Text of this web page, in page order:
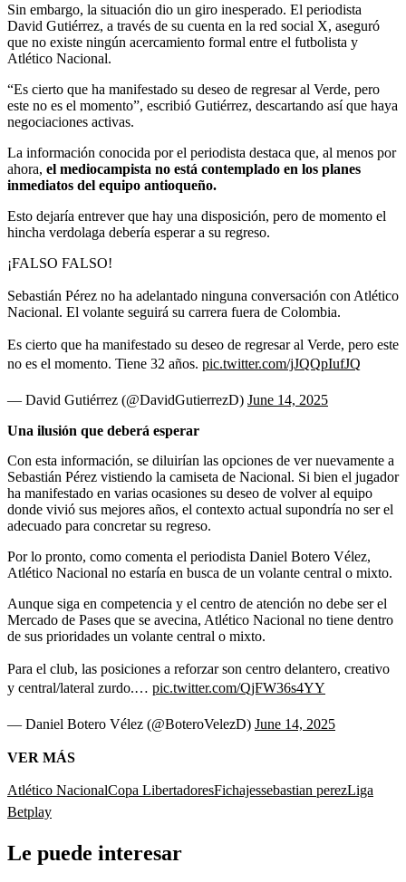
Sin embargo, la situación dio un giro inesperado. El periodista
David Gutiérrez, a través de su cuenta en la red social X, aseguró
que no existe ningún acercamiento formal entre el futbolista y
Atlético Nacional.
“Es cierto que ha manifestado su deseo de regresar al Verde, pero
este no es el momento”, escribió Gutiérrez, descartando así que haya
negociaciones activas.
La información conocida por el periodista destaca que, al menos por
ahora, el mediocampista no está contemplado en los planes
inmediatos del equipo antioqueño.
Esto dejaría entrever que hay una disposición, pero de momento el
hincha verdolaga debería esperar a su regreso.
¡FALSO FALSO!
Sebastián Pérez no ha adelantado ninguna conversación con Atlético
Nacional. El volante seguirá su carrera fuera de Colombia.
Es cierto que ha manifestado su deseo de regresar al Verde, pero este
no es el momento. Tiene 32 años. pic.twitter.com/jJQQpIufJQ
— David Gutiérrez (@DavidGutierrezD) June 14, 2025
Una ilusión que deberá esperar
Con esta información, se diluirían las opciones de ver nuevamente a
Sebastián Pérez vistiendo la camiseta de Nacional. Si bien el jugador
ha manifestado en varias ocasiones su deseo de volver al equipo
donde vivió sus mejores años, el contexto actual supondría no ser el
adecuado para concretar su regreso.
Por lo pronto, como comenta el periodista Daniel Botero Vélez,
Atlético Nacional no estaría en busca de un volante central o mixto.
Aunque siga en competencia y el centro de atención no debe ser el
Mercado de Pases que se avecina, Atlético Nacional no tiene dentro
de sus prioridades un volante central o mixto.
Para el club, las posiciones a reforzar son centro delantero, creativo
y central/lateral zurdo.… pic.twitter.com/QjFW36s4YY
— Daniel Botero Vélez (@BoteroVelezD) June 14, 2025
VER MÁS
Atlético NacionalCopa LibertadoresFichajessebastian perezLiga
Betplay
Le puede interesar